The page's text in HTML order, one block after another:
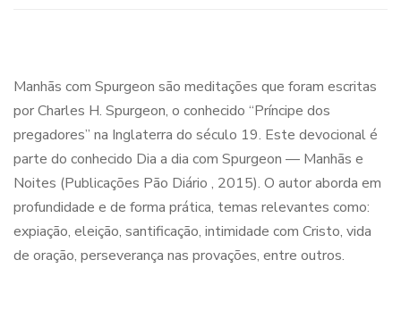
Manhãs com Spurgeon são meditações que foram escritas
por Charles H. Spurgeon, o conhecido “Príncipe dos
pregadores” na Inglaterra do século 19. Este devocional é
parte do conhecido Dia a dia com Spurgeon — Manhãs e
Noites (Publicações Pão Diário , 2015). O autor aborda em
profundidade e de forma prática, temas relevantes como:
expiação, eleição, santificação, intimidade com Cristo, vida
de oração, perseverança nas provações, entre outros.